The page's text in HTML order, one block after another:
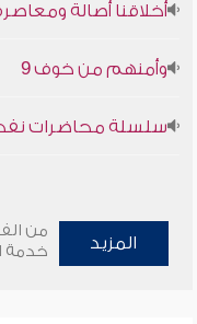
أخلاقنا أصالة
وأمنهم من خوف 9
سلسلة محاضرات نفحات
المزيد
من
خدمة